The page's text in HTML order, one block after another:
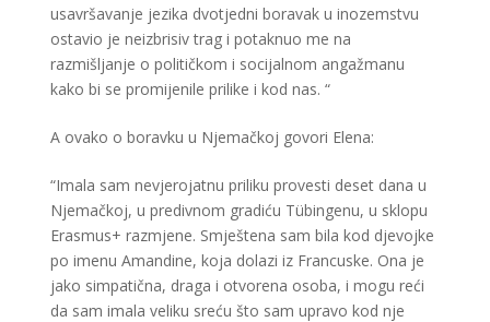
usavršavanje jezika dvotjedni boravak u inozemstvu
ostavio je neizbrisiv trag i potaknuo me na
razmišljanje o političkom i socijalnom angažmanu
kako bi se promijenile prilike i kod nas. “
A ovako o boravku u Njemačkoj govori Elena:
“Imala sam nevjerojatnu priliku provesti deset dana u
Njemačkoj, u predivnom gradiću Tübingenu, u sklopu
Erasmus+ razmjene. Smještena sam bila kod djevojke
po imenu Amandine, koja dolazi iz Francuske. Ona je
jako simpatična, draga i otvorena osoba, i mogu reći
da sam imala veliku sreću što sam upravo kod nje